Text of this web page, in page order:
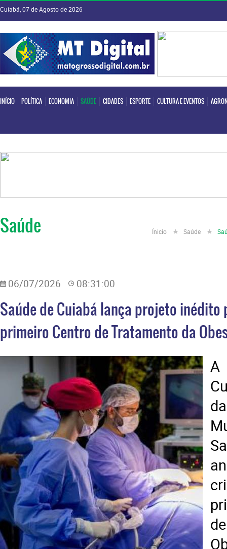
Cuiabá, 07 de Agosto de 2026
INÍCIO POLÍTICA ECONOMIA SAÚDE CIDADES ESPORTE CULTURA E EVENTOS
INÍCIO POLÍTICA ECONOMIA SAÚDE
Saúde Ínicio Saúde
06/07/2026 08:31:00
Saúde de Cuiabá lança projeto
primeiro Centro de Tratamento da
A